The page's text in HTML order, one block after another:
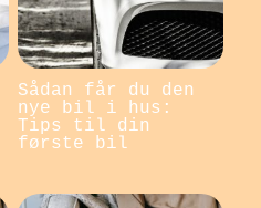
Sådan får du den
nye bil i hus:
Tips til din
første bil